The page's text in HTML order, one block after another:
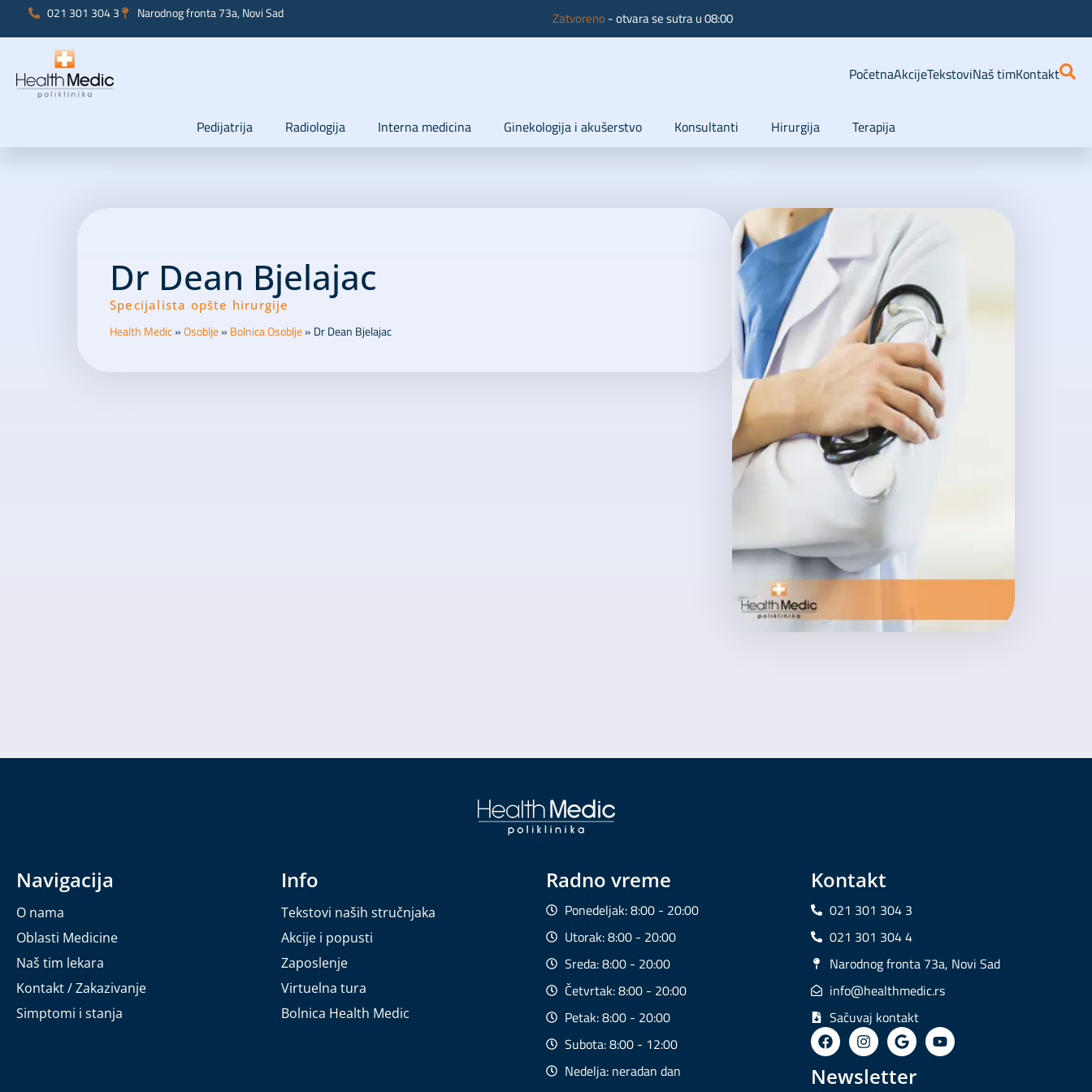
021 301 304 3 Narodnog fronta 73a, Novi Sad Zatvoreno- otvara se sutra u 08:00
PočetnaAkcijeTekstoviNaš timKontakt
Pedijatrija Radiologija Interna medicina Ginekologija i akušerstvo Konsultanti Hirurgija Terapija
Dr Dean Bjelajac
Specijalista opšte hirurgije
Health Medic » Osoblje » Bolnica Osoblje » Dr Dean Bjelajac
Navigacija
O nama
Oblasti Medicine
Naš tim lekara
Kontakt / Zakazivanje
Simptomi i stanja
Info
Tekstovi naših stručnjaka
Akcije i popusti
Zaposlenje
Virtuelna tura
Bolnica Health Medic
Radno vreme
Ponedeljak: 8:00 - 20:00
Utorak: 8:00 - 20:00
Sreda: 8:00 - 20:00
Četvrtak: 8:00 - 20:00
Petak: 8:00 - 20:00
Subota: 8:00 - 12:00
Nedelja: neradan dan
Kontakt
021 301 304 3
021 301 304 4
Narodnog fronta 73a, Novi Sad
info@healthmedic.rs
Sačuvaj kontakt
Newsletter